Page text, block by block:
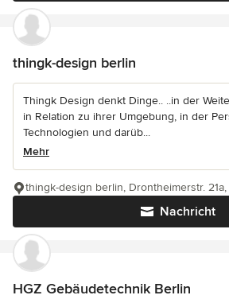
thingk-design berlin
Thingk Design denkt Dinge.. ..in der
in Relation zu ihrer Umgebung, in der
Technologien und darüb...
Mehr
Nachricht
thingk-design berlin, Drontheimerstr.
HGZ Gebäudetechnik Berlin